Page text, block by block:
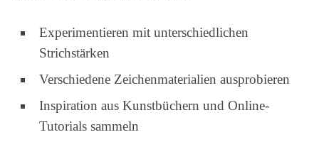
Experimentieren mit unterschiedlichen
Strichstärken
Verschiedene Zeichenmaterialien ausprobieren
Inspiration aus Kunstbüchern und Online-
Tutorials sammeln